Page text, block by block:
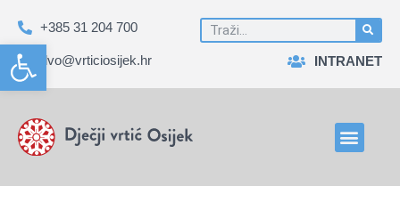
Open toolbar
+385 31 204 700
dvo@vrticiosijek.hr INTRANET